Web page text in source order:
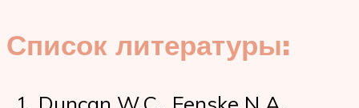
Список литературы: